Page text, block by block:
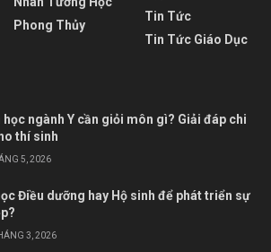
Phong Thủy
Tin Tức
Tin Tức Giáo Dục
học ngành Y cần giỏi môn gì? Giải đáp chi
thí sinh
5, 2026
Điều dưỡng hay Hộ sinh để phát triển sự
3, 2026